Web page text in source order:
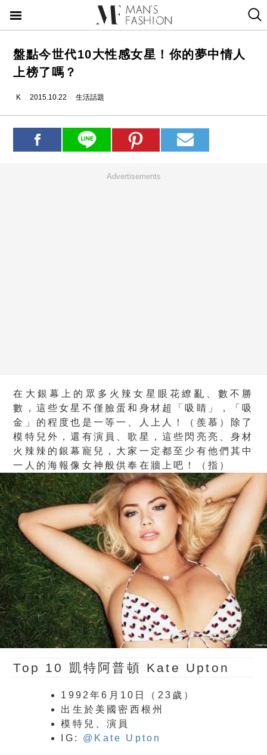
盤點今世代10大性感女星！你的夢中情人
上榜了嗎？
K 2015.10.22 生活話題
Advertisements
在大銀幕上的眾多火辣女星眼花繚亂、數不勝
數，這些女星不僅臉蛋和身材超「吸睛」，「吸
金」的程度也是一等一、人上人！（羨慕）除了
模特兒外，還有演員、歌星，這些閃亮亮、身材
火辣辣的銀幕寵兒，大家一定都至少有他們其中
一人的海報像女神般供奉在牆上吧！（指）
Top 10 凱特阿普頓 Kate Upton
1992年6月10日（23歲）
出生於美國密西根州
模特兒、演員
IG: @Kate Upton